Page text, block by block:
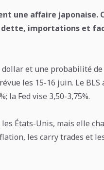
une affaire japonaise.
dette, importations et
et une probabilité de
les 15-16 juin. Le
la Fed vise 3,50-3,75%.
États-Unis, mais elle
les carry trades et